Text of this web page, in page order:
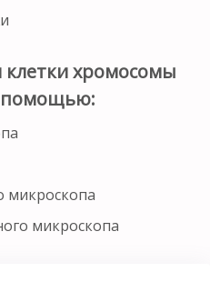
хромосомы
помощью:
микроскопа
микроскопа